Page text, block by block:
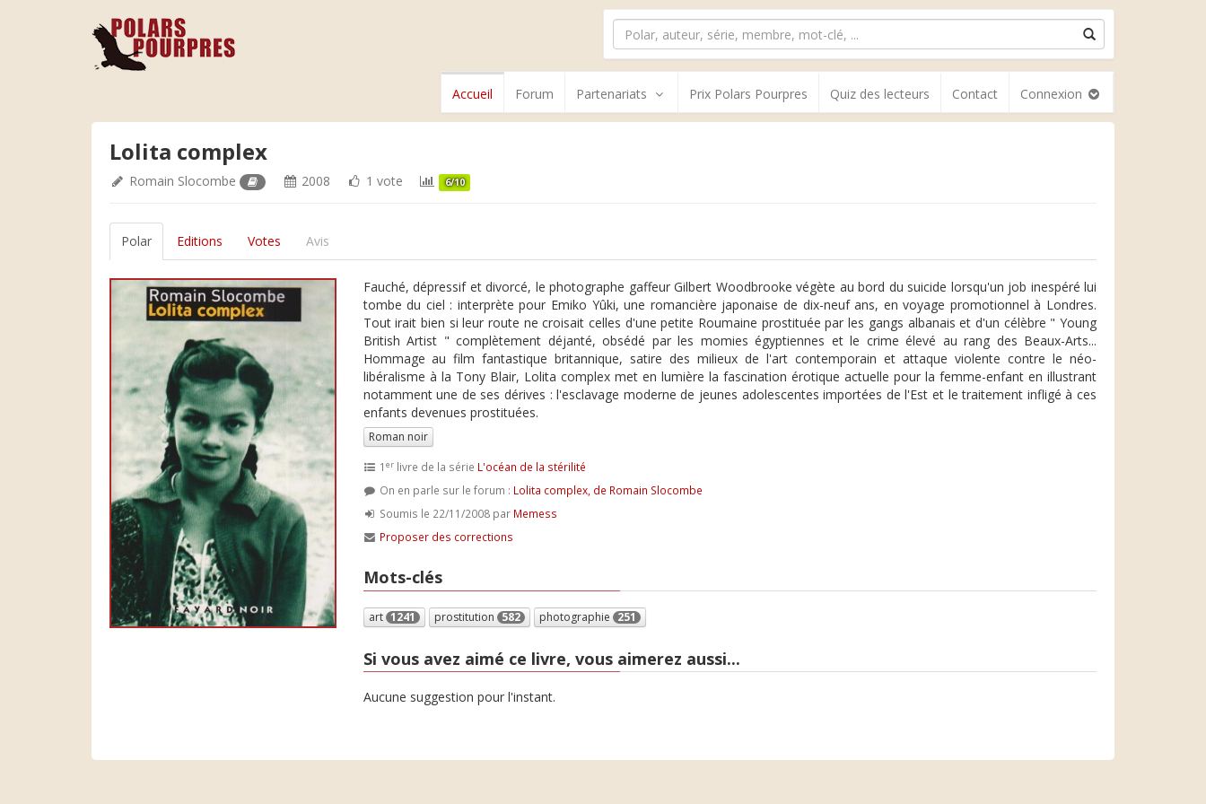
Accueil Forum Partenariats Prix Polars Pourpres Quiz des lecteurs Contact Connexion
Lolita complex
Romain Slocombe 2008 1 vote 6/10
Polar Editions Votes Avis
Fauché, dépressif et divorcé, le photographe gaffeur Gilbert Woodbrooke végète au bord du suicide lorsqu'un job inespéré lui
tombe du ciel : interprète pour Emiko Yûki, une romancière japonaise de dix-neuf ans, en voyage promotionnel à Londres.
Tout irait bien si leur route ne croisait celles d'une petite Roumaine prostituée par les gangs albanais et d'un célèbre " Young
British Artist " complètement déjanté, obsédé par les momies égyptiennes et le crime élevé au rang des Beaux-Arts...
Hommage au film fantastique britannique, satire des milieux de l'art contemporain et attaque violente contre le néo-
libéralisme à la Tony Blair, Lolita complex met en lumière la fascination érotique actuelle pour la femme-enfant en illustrant
notamment une de ses dérives : l'esclavage moderne de jeunes adolescentes importées de l'Est et le traitement infligé à ces
enfants devenues prostituées.
Roman noir
1 erlivre de la série L'océan de la stérilité
On en parle sur le forum : Lolita complex, de Romain Slocombe
Soumis le 22/11/2008 par Memess
Proposer des corrections
Mots-clés
art 1241 prostitution 582 photographie 251
Si vous avez aimé ce livre, vous aimerez aussi...
Aucune suggestion pour l'instant.